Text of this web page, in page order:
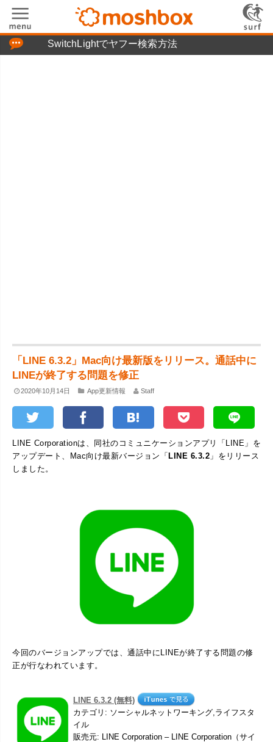
SwitchLightでヤフー検索方法
「LINE 6.3.2」Mac向け最新版をリリース。通話中に
LINEが終了する問題を修正
2020年10月14日 App更新情報 Staff
LINE Corporationは、同社のコミュニケーションアプリ「LINE」を
アップデート、Mac向け最新バージョン「LINE 6.3.2 」をリリース
しました。
今回のバージョンアップでは、通話中にLINEが終了する問題の修
正が行なわれています。
LINE 6.3.2 (無料)
カテゴリ: ソーシャルネットワーキング,ライフスタ
イル
販売元: LINE Corporation – LINE Corporation（サイ
「つぶやき」の使い方